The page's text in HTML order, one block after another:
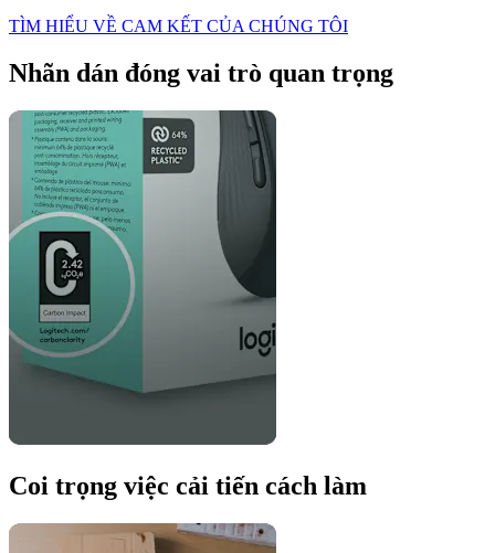
TÌM HIỂU VỀ CAM KẾT CỦA CHÚNG TÔI
Nhãn dán đóng vai trò quan trọng
Coi trọng việc cải tiến cách làm